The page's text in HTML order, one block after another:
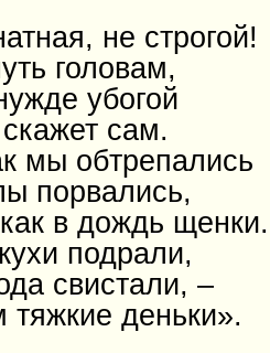
не строгой!
головам,
убогой
сам.
мы обтрепались
порвались,
в дождь щенки.
подрали,
свистали, –
деньки».